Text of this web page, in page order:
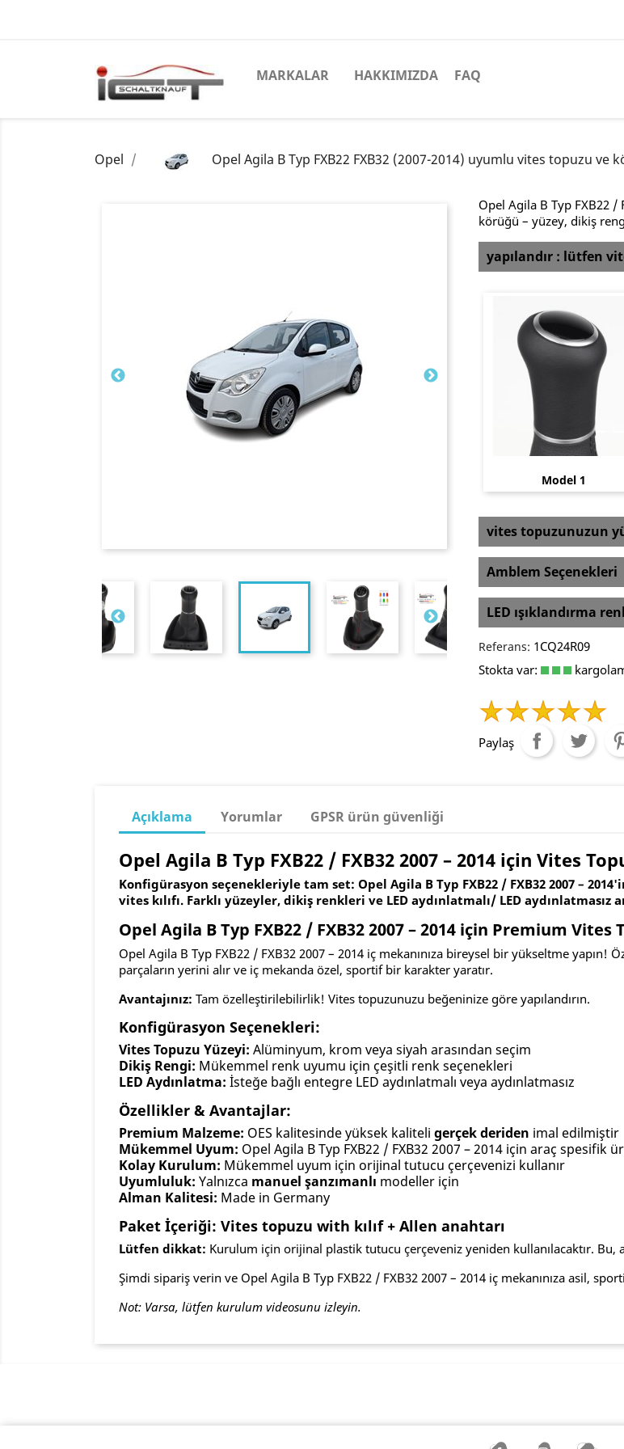
MARKALAR HAKKIMIZDA FAQ
Opel Opel Agila B Typ FXB22 FXB32 (2007-2014) uyumlu vites topuzu ve
Opel Agila B Typ FXB22 /
körüğü – yüzey, dikiş
yapılandır : lütfen
Model 1
vites topuzunuzun
Amblem Seçenekleri
LED ışıklandırma
Referans: 1CQ24R09
Stokta var:
Paylaş
Açıklama Yorumlar GPSR ürün güvenliği
Opel Agila B Typ FXB22 / FXB32 2007 – 2014 için Vites
Konfigürasyon seçenekleriyle tam set: Opel Agila B Typ FXB22 / FXB32 2007 –
vites kılıfı. Farklı yüzeyler, dikiş renkleri ve LED aydınlatmalı/ LED aydınlatmasız
Opel Agila B Typ FXB22 / FXB32 2007 – 2014 için Premium Vites
Opel Agila B Typ FXB22 / FXB32 2007 – 2014 iç mekanınıza bireysel bir yükseltme yapın!
parçaların yerini alır ve iç mekanda özel, sportif bir karakter yaratır.
Avantajınız: Tam özelleştirilebilirlik! Vites topuzunuzu beğeninize göre yapılandırın.
Konfigürasyon Seçenekleri:
Vites Topuzu Yüzeyi: Alüminyum, krom veya siyah arasından seçim
Dikiş Rengi: Mükemmel renk uyumu için çeşitli renk seçenekleri
LED Aydınlatma: İsteğe bağlı entegre LED aydınlatmalı veya aydınlatmasız
Özellikler & Avantajlar:
Premium Malzeme: OES kalitesinde yüksek kaliteli gerçek deriden imal edilmiştir
Mükemmel Uyum: Opel Agila B Typ FXB22 / FXB32 2007 – 2014 için araç spesifik
Kolay Kurulum: Mükemmel uyum için orijinal tutucu çerçevenizi kullanır
Uyumluluk: Yalnızca manuel şanzımanlı modeller için
Alman Kalitesi: Made in Germany
Paket İçeriği: Vites topuzu with kılıf + Allen anahtarı
Lütfen dikkat: Kurulum için orijinal plastik tutucu çerçeveniz yeniden kullanılacaktır. Bu,
Şimdi sipariş verin ve Opel Agila B Typ FXB22 / FXB32 2007 – 2014 iç mekanınıza asil,
Not: Varsa, lütfen kurulum videosunu izleyin.